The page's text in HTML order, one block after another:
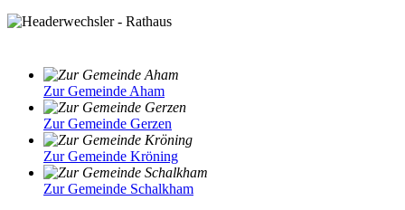
Zur Gemeinde Aham
Zur Gemeinde Gerzen
Zur Gemeinde Kröning
Zur Gemeinde Schalkham